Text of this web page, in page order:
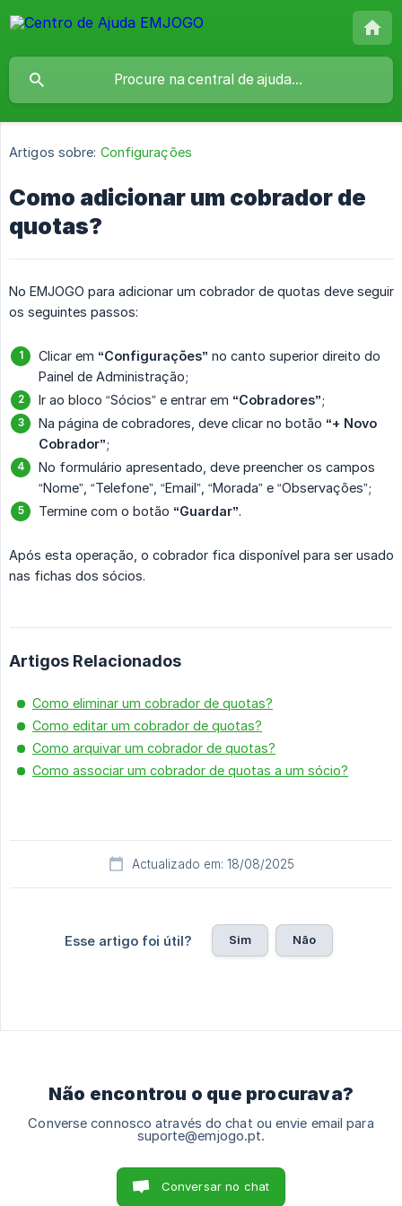
Artigos sobre: Configurações
Como adicionar um cobrador de
quotas?
No EMJOGO para adicionar um cobrador de quotas deve seguir
os seguintes passos:
Clicar em “Configurações” no canto superior direito do
Painel de Administração;
Ir ao bloco “Sócios” e entrar em “Cobradores”;
Na página de cobradores, deve clicar no botão “+ Novo
Cobrador”;
No formulário apresentado, deve preencher os campos
“Nome”, “Telefone”, “Email”, “Morada” e “Observações”;
Termine com o botão “Guardar”.
Após esta operação, o cobrador fica disponível para ser usado
nas fichas dos sócios.
Artigos Relacionados
Como eliminar um cobrador de quotas?
Como editar um cobrador de quotas?
Como arquivar um cobrador de quotas?
Como associar um cobrador de quotas a um sócio?
Actualizado em: 18/08/2025
Esse artigo foi útil? Sim Não
Não encontrou o que procurava?
Converse connosco através do chat ou envie email para
suporte@emjogo.pt.
Conversar no chat